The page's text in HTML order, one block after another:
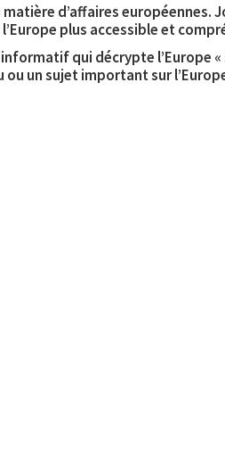
d’affaires
l’Europe plus accessible et
qui décrypte l’Europe
un sujet important sur